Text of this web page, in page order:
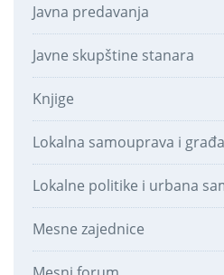
Javna predavanja
Javne skupštine stanara
Knjige
Lokalna samouprava i
Lokalne politike i urbana
Mesne zajednice